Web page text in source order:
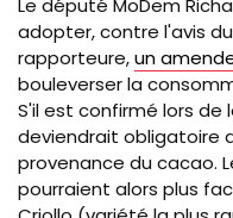
Le député MoDem
adopter, contre l'avis
rapporteure,un
bouleverser la
S'il est confirmé lors
deviendrait obligatoire
provenance du cacao.
pourraient alors plus